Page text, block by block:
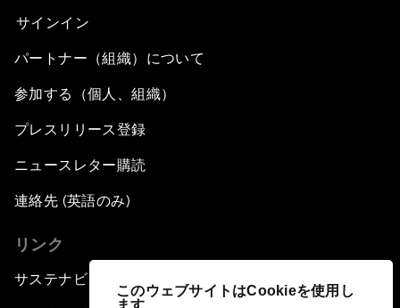
このウェブサイトはCookieを使用し
ます
サインイン
パートナー（組織）について
参加する（個人、組織）
プレスリリース登録
ニュースレター購読
連絡先 (英語のみ)
リンク
サステナビリティへの取り組み